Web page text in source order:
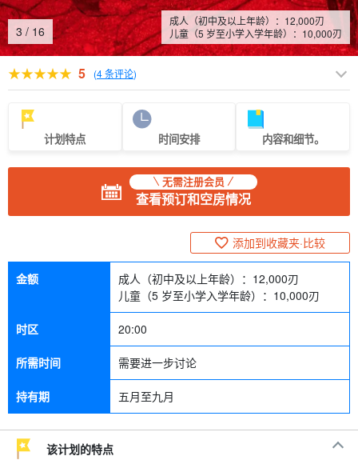
4 / 16
成人（初中及以上年龄）： 12,000刃
儿童（5 岁至小学入学年龄）： 10,000刃
5 (4 条评论)
计划特点 时间安排 内容和细节。
无需注册会员
查看预订和空房情况
添加到收藏夹·比较
金额 成人（初中及以上年龄）： 12,000刃
儿童（5 岁至小学入学年龄）： 10,000刃
时区 20:00
所需时间 需要进一步讨论
持有期 五月至九月
该计划的特点